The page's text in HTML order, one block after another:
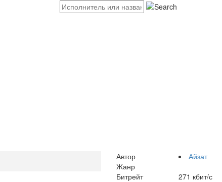
Автор
Айзат
Жанр
Битрейт
271 кбит/с